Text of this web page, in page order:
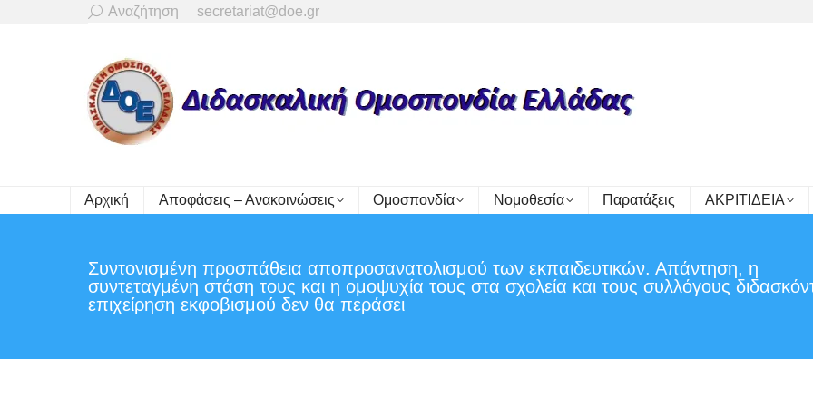
Search:
Αναζήτηση secretariat@doe.gr
Αρχική Αποφάσεις – Ανακοινώσεις Ομοσπονδία Νομοθεσία Παρατάξεις ΑΚΡΙΤΙΔΕΙΑ
Συντονισμένη προσπάθεια αποπροσανατολισμού των εκπαιδευτικών. Απάντηση, η
συντεταγμένη στάση τους και η ομοψυχία τους στα σχολεία και τους συλλόγους
επιχείρηση εκφοβισμού δεν θα περάσει